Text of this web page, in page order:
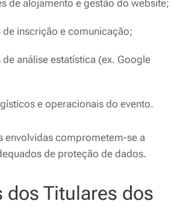
de alojamento e gestão do website;
inscrição e comunicação;
análise estatística (ex. Google
e operacionais do evento.
envolvidas comprometem-se a
de proteção de dados.
dos Titulares dos